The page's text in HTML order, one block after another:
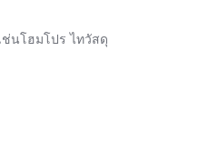
นโฮมโปร ไทวัสดุ